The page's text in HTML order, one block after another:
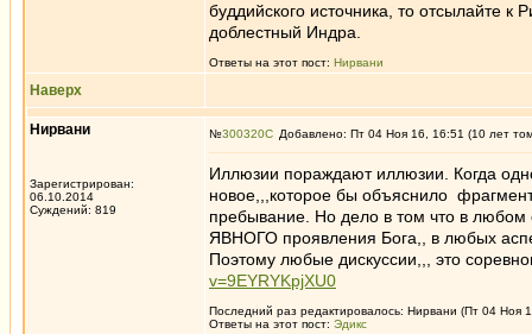
буддийского источника, то отсылайте
доблестный Индра.
Ответы на этот пост: Нирвани
Наверх
Нирвани
Зарегистрирован:
06.10.2014
Суждений: 819
№300320 Добавлено: Пт 04 Ноя 16, 16:51 (10 лет
Иллюзии пораждают иллюзии. Когда
новое,,,которое бы объяснило
пребывание. Но дело в том что в любом
ЯВНОГО проявления Бога,, в любых
Поэтому любые дискуссии,,, это
v=9EYRYKpjXU0
Последний раз редактировалось: Нирвани (Пт 04 Ноя
Ответы на этот пост: Эдикc